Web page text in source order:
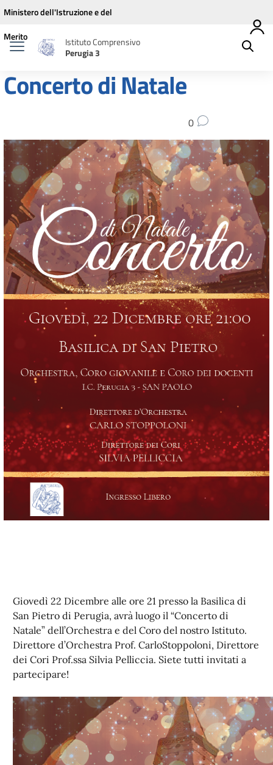
Vai ai contenuti
Vai al menu di navigazione
Vai al footer
Ministero dell'Istruzione e del
Merito
Istituto Comprensivo
Perugia 3
Concerto di Natale
0
Giovedì 22 Dicembre alle ore 21 presso la Basilica di
San Pietro di Perugia, avrà luogo il “Concerto di
Natale” dell’Orchestra e del Coro del nostro Istituto.
Direttore d’Orchestra Prof. CarloStoppoloni, Direttore
dei Cori Prof.ssa Silvia Pelliccia. Siete tutti invitati a
partecipare!